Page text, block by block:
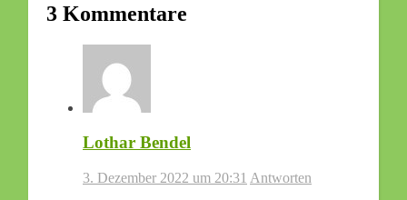
3 Kommentare
Lothar Bendel
3. Dezember 2022 um 20:31 Antworten